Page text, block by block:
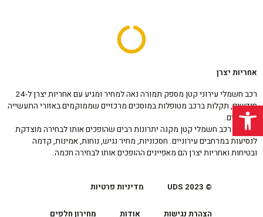
פתח סרגל נגישות
אחריות יצרן
רכב חשמלי עירוני קטן מספק תמורה נאה למחיר ומגיע עם אחריות יצרן ל-24
חודשים, תקלות ברכב מטופלות במוסכים מרכזיים שממוקמים באזורי התעשייה
העירוניים.
לסיכום, רכב חשמלי קטן מקנה יתרונות רבים שהופכים אותו לבחירה מוצדקת
לנסיעות במרחבים עירוניים. חסכוניות, מחיר נגיש, נוחות, אמינות, קדמה
ובטיחות ואחריות יצרן הם מאפיינים ההופכים אותו לבחירה חכמה.
© UDS 2023 מדיניות פרטיות
הצהרת נגישות אודות מחירון חלפים